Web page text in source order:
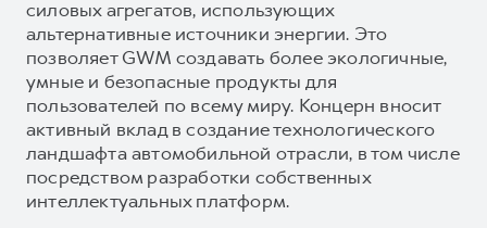
силовых агрегатов, использующих
альтернативные источники энергии. Это
позволяет GWM создавать более экологичные,
умные и безопасные продукты для
пользователей по всему миру. Концерн вносит
активный вклад в создание технологического
ландшафта автомобильной отрасли, в том числе
посредством разработки собственных
интеллектуальных платформ.